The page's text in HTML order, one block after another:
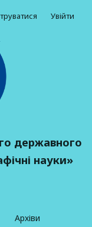
державного
науки»
Архіви
Увійти